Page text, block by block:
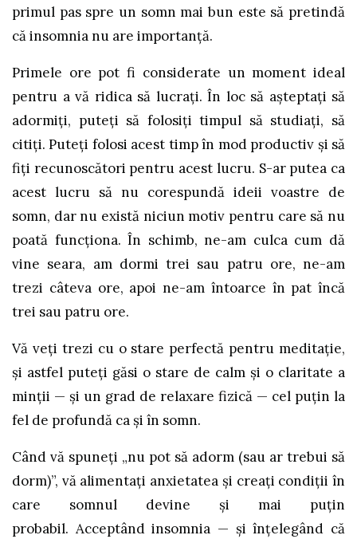
primul pas spre un somn mai bun este să pretindă
că insomnia nu are importanță.
Primele ore pot fi considerate un moment ideal
pentru a vă ridica să lucrați. În loc să așteptați să
adormiți, puteți să folosiți timpul să studiați, să
citiți. Puteți folosi acest timp în mod productiv și să
fiți recunoscători pentru acest lucru. S-ar putea ca
acest lucru să nu corespundă ideii voastre de
somn, dar nu există niciun motiv pentru care să nu
poată funcționa. În schimb, ne-am culca cum dă
vine seara, am dormi trei sau patru ore, ne-am
trezi câteva ore, apoi ne-am întoarce în pat încă
trei sau patru ore.
Vă veți trezi cu o stare perfectă pentru meditație,
și astfel puteți găsi o stare de calm și o claritate a
minții — și un grad de relaxare fizică — cel puțin la
fel de profundă ca și în somn.
Când vă spuneți „nu pot să adorm (sau ar trebui să
dorm)”, vă alimentați anxietatea și creați condiții în
care somnul devine și mai puțin
probabil. Acceptând insomnia — și înțelegând că